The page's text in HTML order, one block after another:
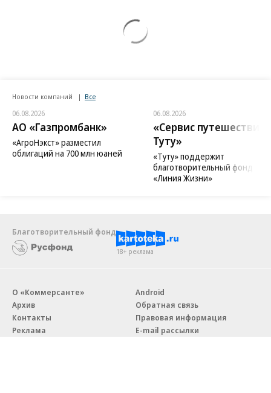
Новости компаний Все
06.08.2026
АО «Газпромбанк»
«АгроНэкст» разместил
облигаций на 700 млн юаней
06.08.2026
«Сервис путешествий
Туту»
«Туту» поддержит
благотворительный фонд
«Линия Жизни»
Благотворительный фонд
18+ реклама
О «Коммерсанте»
Архив
Контакты
Реклама
Android
Обратная связь
Правовая информация
E-mail рассылки